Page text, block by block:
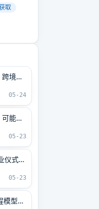
取
境卖
05-24
能是
05-23
仪式上
05-23
模型